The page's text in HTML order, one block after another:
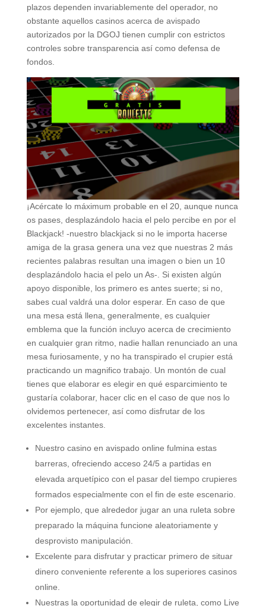
plazos dependen invariablemente del operador, no
obstante aquellos casinos acerca de avispado
autorizados por la DGOJ tienen cumplir con estrictos
controles sobre transparencia así­ como defensa de
fondos.
¡Acércate lo máximum probable en el 20, aunque nunca
os pases, desplazándolo hacia el pelo percibe en por el
Blackjack! -nuestro blackjack si no le importa hacerse
amiga de la grasa genera una vez que nuestras 2 más
recientes palabras resultan una imagen o bien un 10
desplazándolo hacia el pelo un As-. Si existen algún
apoyo disponible, los primero es antes suerte; si no,
sabes cual valdrá una dolor esperar. En caso de que
una mesa está llena, generalmente, es cualquier
emblema que la función incluyo acerca de crecimiento
en cualquier gran ritmo, nadie hallan renunciado an una
mesa furiosamente, y no ha transpirado el crupier está
practicando un magnifico trabajo. Un montón de cual
tienes que elaborar es elegir en qué esparcimiento te
gustaría colaborar, hacer clic en el caso de que nos lo
olvidemos pertenecer, así­ como disfrutar de los
excelentes instantes.
Nuestro casino en avispado online fulmina estas
barreras, ofreciendo acceso 24/5 a partidas en
elevada arquetípico con el pasar del tiempo crupieres
formados especialmente con el fin de este escenario.
Por ejemplo, que alrededor jugar an una ruleta sobre
preparado la máquina funcione aleatoriamente y
desprovisto manipulación.
Excelente para disfrutar y practicar primero de situar
dinero conveniente referente a los superiores casinos
online.
Nuestras la oportunidad de elegir de ruleta, como Live